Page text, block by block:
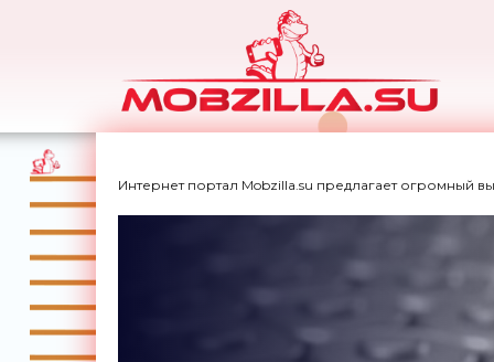
Интернет портал Mobzilla.su предлагает огромный